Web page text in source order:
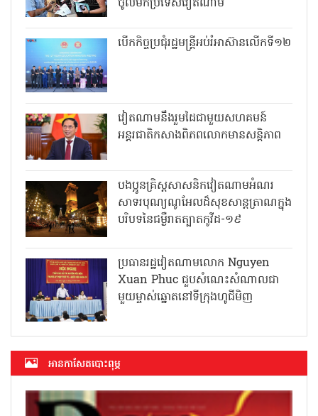
ចូលមកប្រទេសវៀតណាម
បើកកិច្ចប្រជុំរដ្ឋមន្ត្រីអប់រំអាស៊ានលើកទី១២
វៀតណាមនឹងរួមដៃជាមួយសហគមន៍
អន្តរជាតិកសាងពិភពលោកមានសន្តិភាព
បងប្អូនគ្រិស្តសាសនិកវៀតណាមអំណរ
សាទរបុណ្យណូអែលដ៏សុខសាន្តត្រាណក្នុង
បរិបទនៃជម្ងឺរាតត្បាតកូវីដ-១៩
ប្រធានរដ្ឋវៀតណាមលោក Nguyen
Xuan Phuc ជួបសំណេះសំណាលជា
មួយម្ចាស់ឆ្នោតនៅទីក្រុងហូជីមិញ
អាន​កាសែត​បោះពុម្ភ